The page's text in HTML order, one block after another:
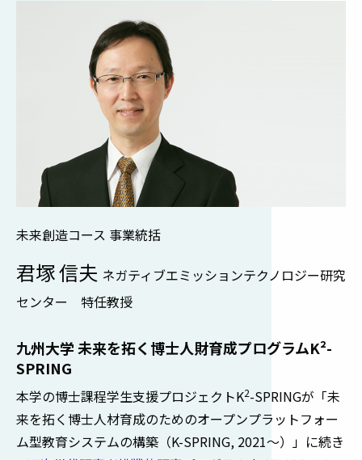
未来創造コース 事業統括
君塚 信夫 ネガティブエミッションテクノロジー研究
センター 特任教授
九州大学 未来を拓く博士人財育成プログラムK²-
SPRING
本学の博士課程学生支援プロジェクトK2-SPRINGが「未
来を拓く博士人材育成のためのオープンプラットフォー
ム型教育システムの構築（K-SPRING, 2021～）」に続き